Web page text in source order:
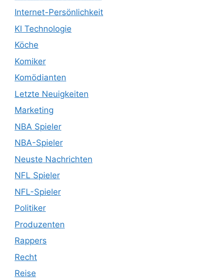
Internet-Persönlichkeit
KI Technologie
Köche
Komiker
Komödianten
Letzte Neuigkeiten
Marketing
NBA Spieler
NBA-Spieler
Neuste Nachrichten
NFL Spieler
NFL-Spieler
Politiker
Produzenten
Rappers
Recht
Reise